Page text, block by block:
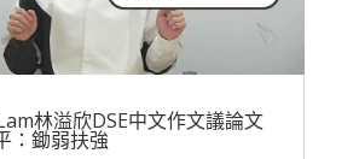
林溢欣DSE中文作文議論文
：鋤弱扶強